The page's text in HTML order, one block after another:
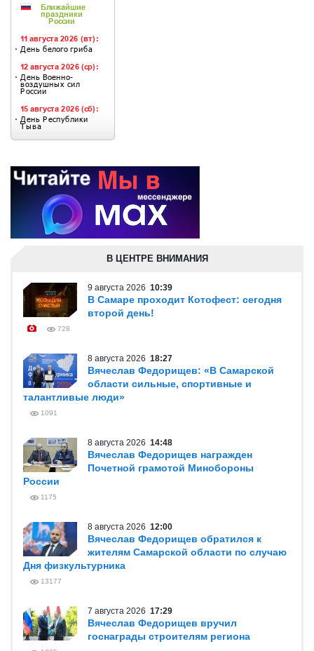
В ЦЕНТРЕ ВНИМАНИЯ
9 августа 2026 10:39
В Самаре проходит Котофест: сегодня
второй день!
728
8 августа 2026 18:27
Вячеслав Федорищев: «В Самарской
области сильные, спортивные и
талантливые люди»
1091
8 августа 2026 14:48
Вячеслав Федорищев награжден
Почетной грамотой Минобороны
России
1175
8 августа 2026 12:00
Вячеслав Федорищев обратился к
жителям Самарской области по случаю
Дня физкультурника
13177
7 августа 2026 17:29
Вячеслав Федорищев вручил
госнаграды строителям региона